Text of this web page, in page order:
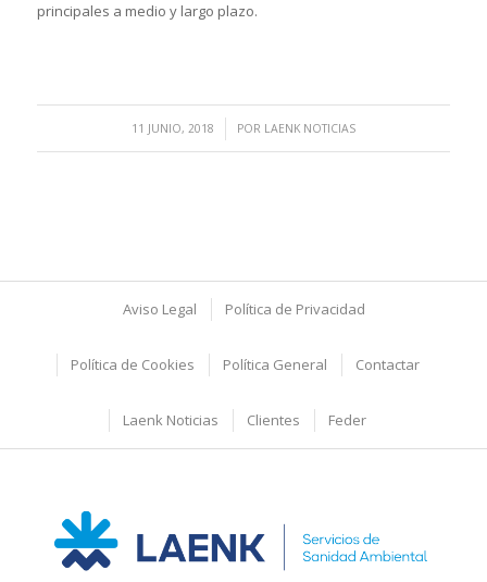
principales a medio y largo plazo.
11 JUNIO, 2018
/ POR LAENK NOTICIAS
Aviso Legal Política de Privacidad
Política de Cookies Política General Contactar
Laenk Noticias Clientes Feder